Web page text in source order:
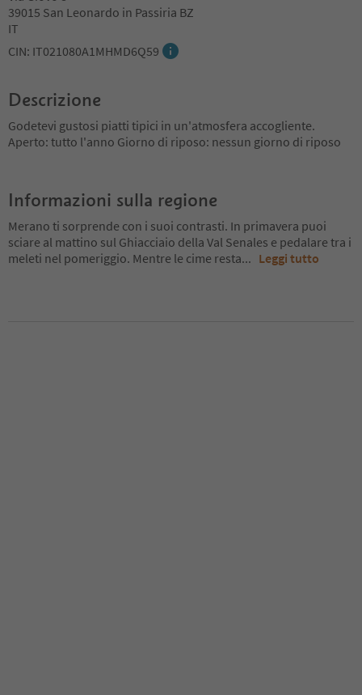
39015 San Leonardo in Passiria BZ
IT
CIN: IT021080A1MHMD6Q59
Descrizione
Godetevi gustosi piatti tipici in un'atmosfera accogliente.
Aperto: tutto l'anno Giorno di riposo: nessun giorno di riposo
Informazioni sulla regione
Merano ti sorprende con i suoi contrasti. In primavera puoi
sciare al mattino sul Ghiacciaio della Val Senales e pedalare tra i
meleti nel pomeriggio. Mentre le cime resta... Leggi tutto